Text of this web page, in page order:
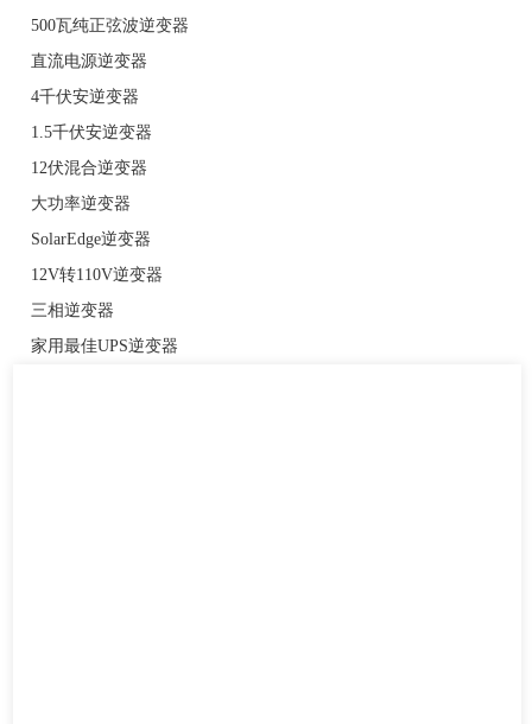
500瓦纯正弦波逆变器
直流电源逆变器
4千伏安逆变器
1.5千伏安逆变器
12伏混合逆变器
大功率逆变器
SolarEdge逆变器
12V转110V逆变器
三相逆变器
家用最佳UPS逆变器